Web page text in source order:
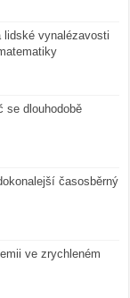
lidské vynalézavosti
se dlouhodobě
časosběrný
ve zrychleném